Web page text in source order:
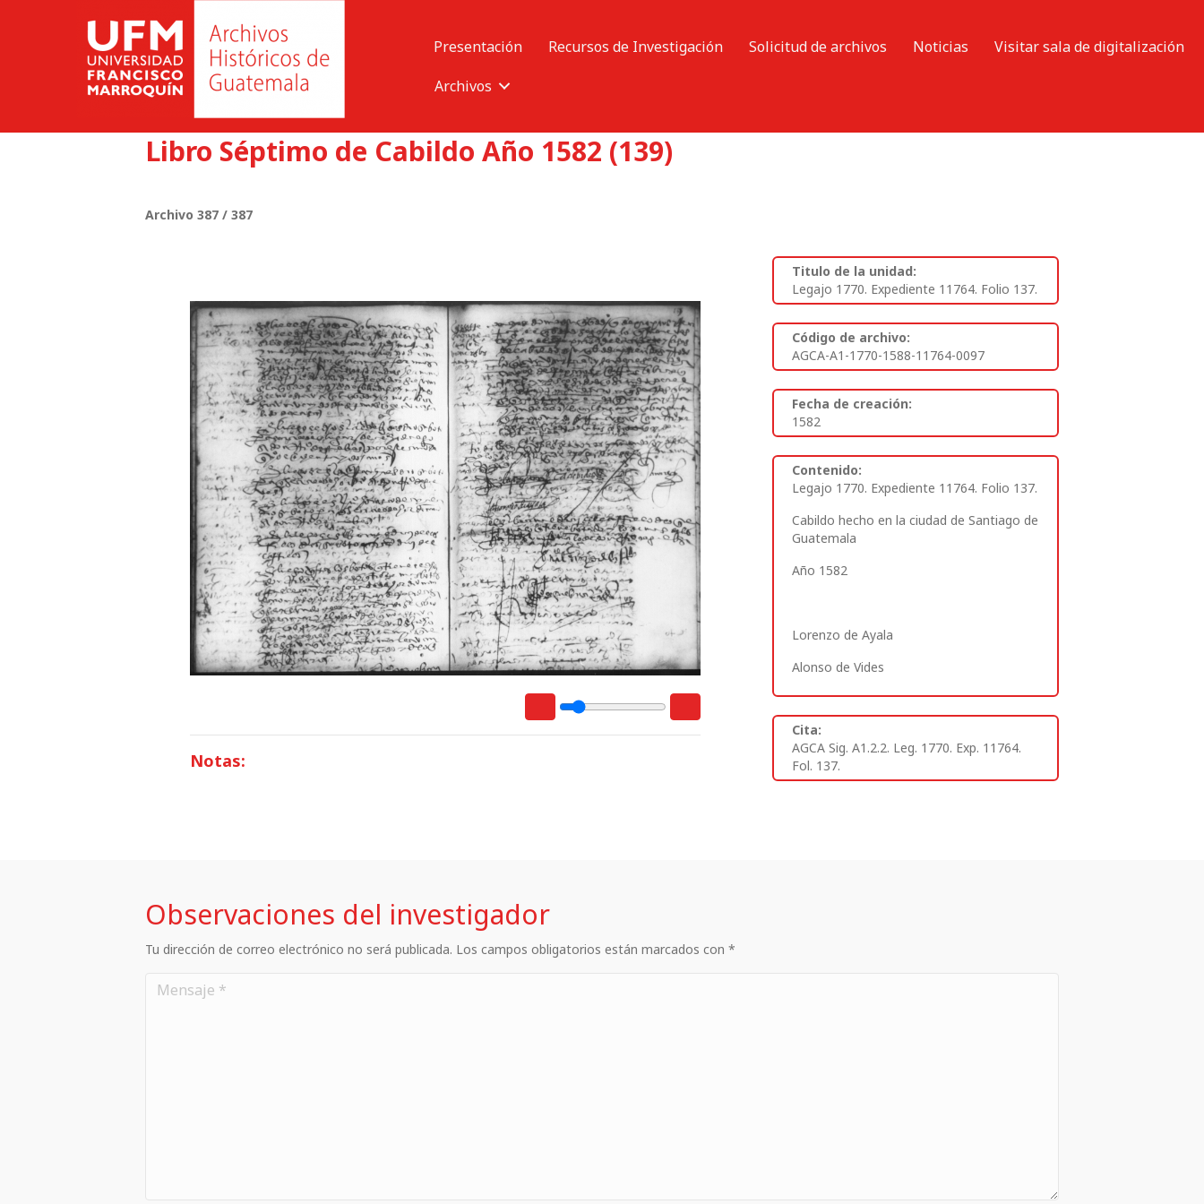
Presentación Recursos de Investigación Solicitud de archivos Noticias
Visitar sala de digitalización
Archivos
Libro Séptimo de Cabildo Año 1582 (139)
Archivo 387 / 387
Notas:
Titulo de la unidad:
Legajo 1770. Expediente 11764. Folio 137.
Código de archivo:
AGCA-A1-1770-1588-11764-0097
Fecha de creación:
1582
Contenido:
Legajo 1770. Expediente 11764. Folio 137.
Cabildo hecho en la ciudad de Santiago de
Guatemala
Año 1582
Lorenzo de Ayala
Alonso de Vides
Cita:
AGCA Sig. A1.2.2. Leg. 1770. Exp. 11764.
Fol. 137.
Observaciones del investigador
Tu dirección de correo electrónico no será publicada. Los campos obligatorios están marcados con *